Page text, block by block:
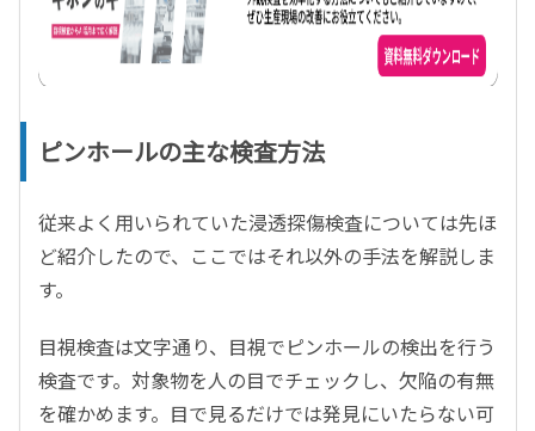
ピンホールの主な検査方法
従来よく用いられていた浸透探傷検査については先ほ
ど紹介したので、ここではそれ以外の手法を解説しま
す。
目視検査は文字通り、目視でピンホールの検出を行う
検査です。対象物を人の目でチェックし、欠陥の有無
を確かめます。目で見るだけでは発見にいたらない可